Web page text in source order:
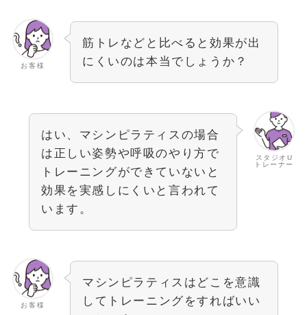
お客様
筋トレなどと比べると効果が出
にくいのは本当でしょうか？
スタジオU
トレーナー
はい、マシンピラティスの場合
は正しい姿勢や呼吸のやり方で
トレーニングができていないと
効果を実感しにくいと言われて
います。
お客様
マシンピラティスはどこを意識
してトレーニングをすればいい